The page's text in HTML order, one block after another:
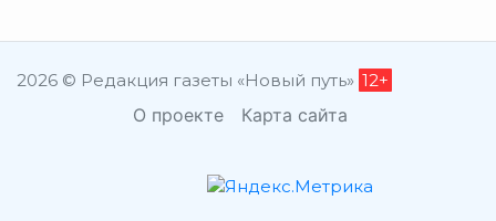
2026 © Редакция газеты «Новый путь» 12+
О проекте Карта сайта